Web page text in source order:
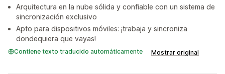
Arquitectura en la nube sólida y confiable con un sistema de
sincronización exclusivo
Apto para dispositivos móviles: ¡trabaja y sincroniza
dondequiera que vayas!
Contiene texto traducido automáticamente Mostrar original